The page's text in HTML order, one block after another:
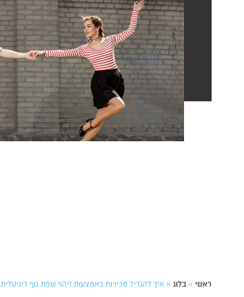
ראשי »בלוג » איך להגדיל מכירות באמצעות זיהוי שפת גוף דיגיטלית